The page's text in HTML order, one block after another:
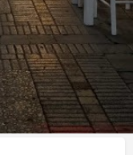
Κάντε μία